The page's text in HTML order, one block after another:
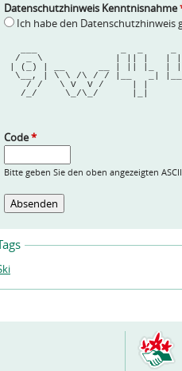
Datenschutzhinweis Kenntnisnahme
Ich habe den Datenschutzhinweis
/ _ \             | ||
| (_) | __      __ | || |_  |
\__, | \ \ /\ / / |__   _|
/ /   \ V  V /     | |
/_/     \_/\_/      |_|
Code*
Bitte geben Sie den oben angezeigten